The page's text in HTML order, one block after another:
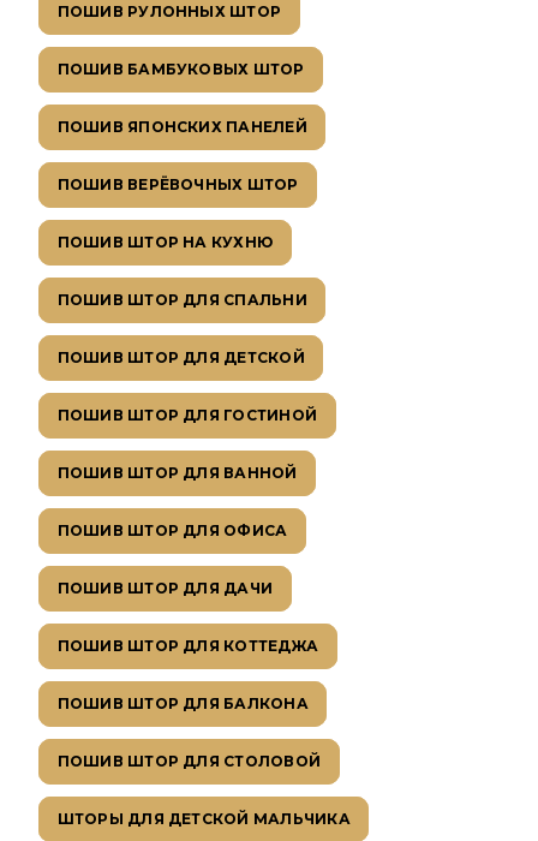
ПОШИВ РУЛОННЫХ ШТОР
ПОШИВ БАМБУКОВЫХ ШТОР
ПОШИВ ЯПОНСКИХ ПАНЕЛЕЙ
ПОШИВ ВЕРЁВОЧНЫХ ШТОР
ПОШИВ ШТОР НА КУХНЮ
ПОШИВ ШТОР ДЛЯ СПАЛЬНИ
ПОШИВ ШТОР ДЛЯ ДЕТСКОЙ
ПОШИВ ШТОР ДЛЯ ГОСТИНОЙ
ПОШИВ ШТОР ДЛЯ ВАННОЙ
ПОШИВ ШТОР ДЛЯ ОФИСА
ПОШИВ ШТОР ДЛЯ ДАЧИ
ПОШИВ ШТОР ДЛЯ КОТТЕДЖА
ПОШИВ ШТОР ДЛЯ БАЛКОНА
ПОШИВ ШТОР ДЛЯ СТОЛОВОЙ
ШТОРЫ ДЛЯ ДЕТСКОЙ МАЛЬЧИКА